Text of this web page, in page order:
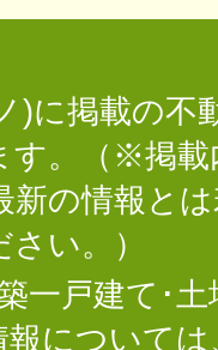
)に掲載の不
す。（※掲
新の情報と
い。）
一戸建て･
について